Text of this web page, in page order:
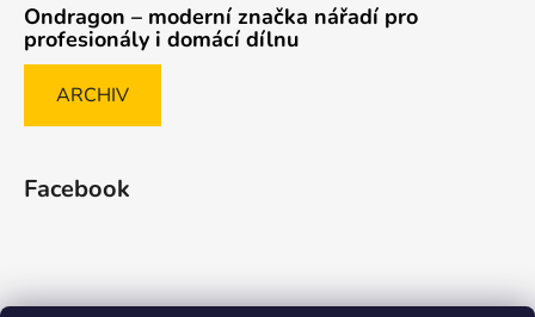
Ondragon – moderní značka nářadí pro
profesionály i domácí dílnu
ARCHIV
Facebook